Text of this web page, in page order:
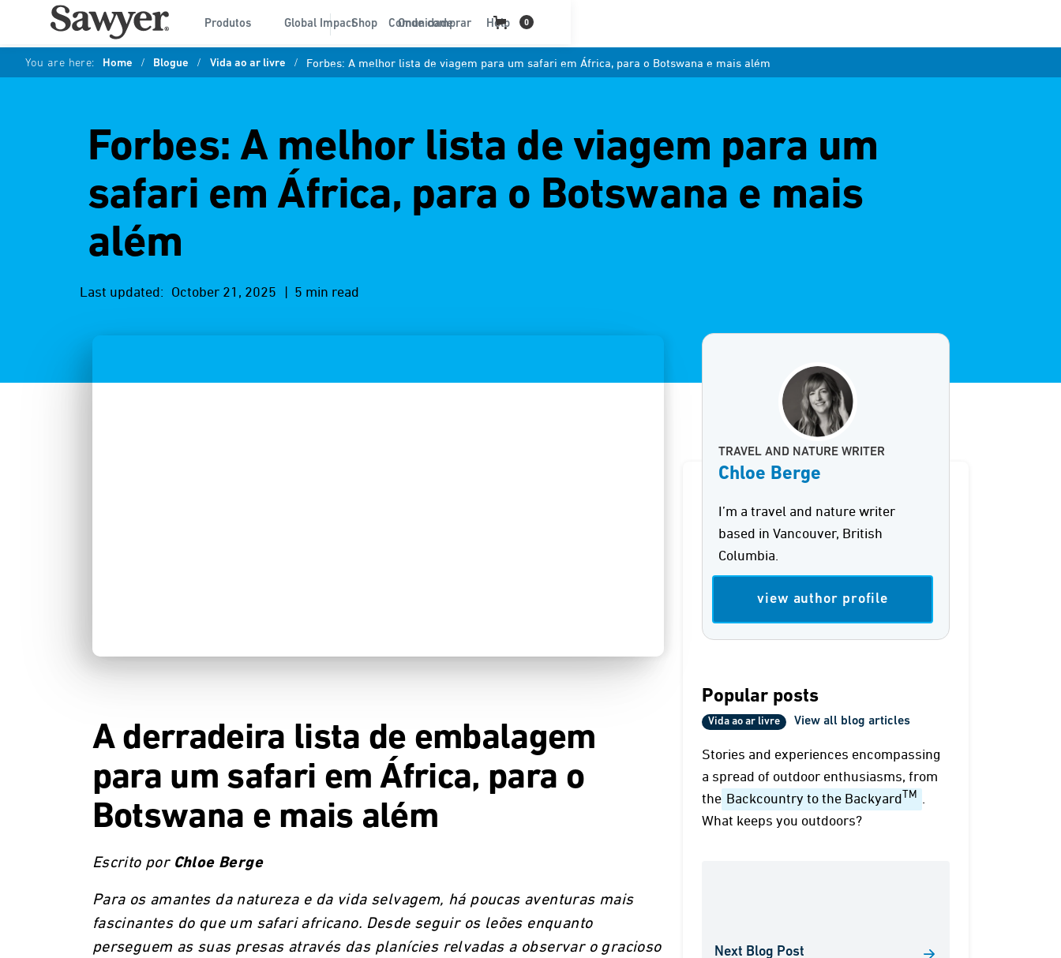
Produtos Global Impact Comunidade Help
Shop Onde comprar 0
You are here: Home / Blogue / Vida ao ar livre / Forbes: A melhor lista de viagem para um safari em África, para o Botswana e mais além
Forbes: A melhor lista de viagem para um
safari em África, para o Botswana e mais
além
Last updated: October 21, 2025 | 5 min read
A derradeira lista de embalagem
para um safari em África, para o
Botswana e mais além
Escrito por Chloe Berge
Para os amantes da natureza e da vida selvagem, há poucas aventuras mais
fascinantes do que um safari africano. Desde seguir os leões enquanto
perseguem as suas presas através das planícies relvadas a observar o gracioso
TRAVEL AND NATURE WRITER
Chloe Berge
I’m a travel and nature writer
based in Vancouver, British
Columbia.
view author profile
Popular posts
Vida ao ar livre View all blog articles
Stories and experiences encompassing
a spread of outdoor enthusiasms, from
the Backcountry to the Backyard TM
.
What keeps you outdoors?
Next Blog Post